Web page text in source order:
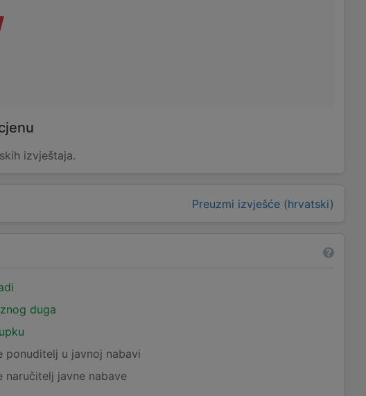
Preuzmi izvješće (hrvatski)
izvještaja.
duga
ponuditelj u javnoj nabavi
naručitelj javne nabave